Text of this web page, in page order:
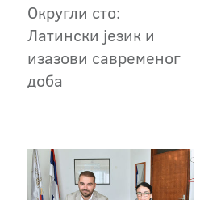
Округли сто:
Латински језик и
изазови савременог
доба